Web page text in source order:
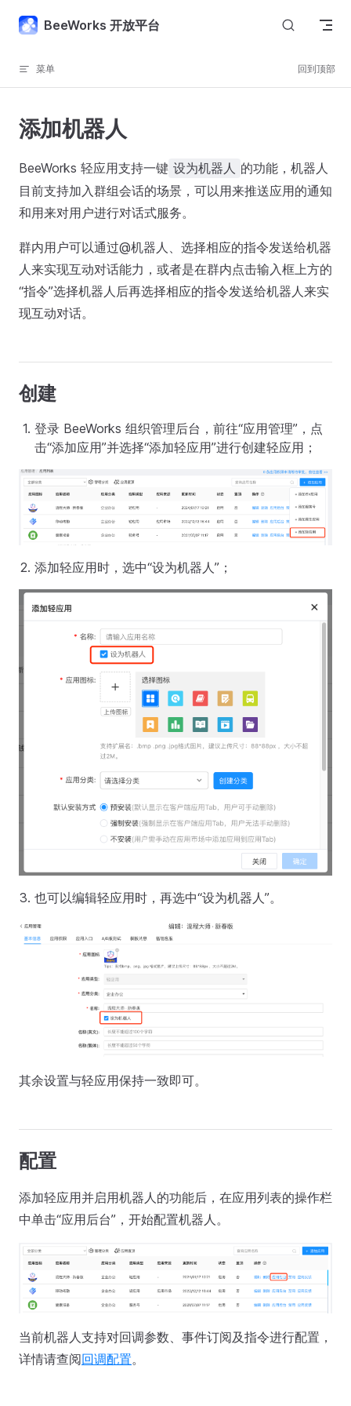
Skip to content
BeeWorks 开放平台
菜单 回到顶部
添加机器人
BeeWorks 轻应用支持一键 设为机器人 的功能，机器人
目前支持加入群组会话的场景，可以用来推送应用的通知
和用来对用户进行对话式服务。
群内用户可以通过@机器人、选择相应的指令发送给机器
人来实现互动对话能力，或者是在群内点击输入框上方的
“指令”选择机器人后再选择相应的指令发送给机器人来实
现互动对话。
创建
登录 BeeWorks 组织管理后台，前往“应用管理”，点
击“添加应用”并选择“添加轻应用”进行创建轻应用；
添加轻应用时，选中“设为机器人”；
也可以编辑轻应用时，再选中“设为机器人”。
其余设置与轻应用保持一致即可。
配置
添加轻应用并启用机器人的功能后，在应用列表的操作栏
中单击“应用后台”，开始配置机器人。
当前机器人支持对回调参数、事件订阅及指令进行配置，
详情请查阅回调配置。